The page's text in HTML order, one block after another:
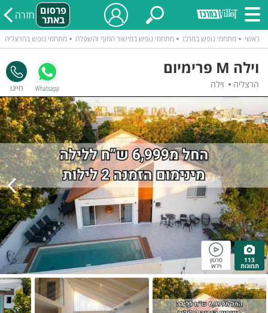
פרסום
באתר חזרה
ראשי מתחמי נופש במרכז מתחמי נופש במישור החוף והשפלה מתחמי נופש בהרצליה
וילה M פרימיום
הרצליה וילה Whatsapp
113
תמונות
סרטון
וידאו